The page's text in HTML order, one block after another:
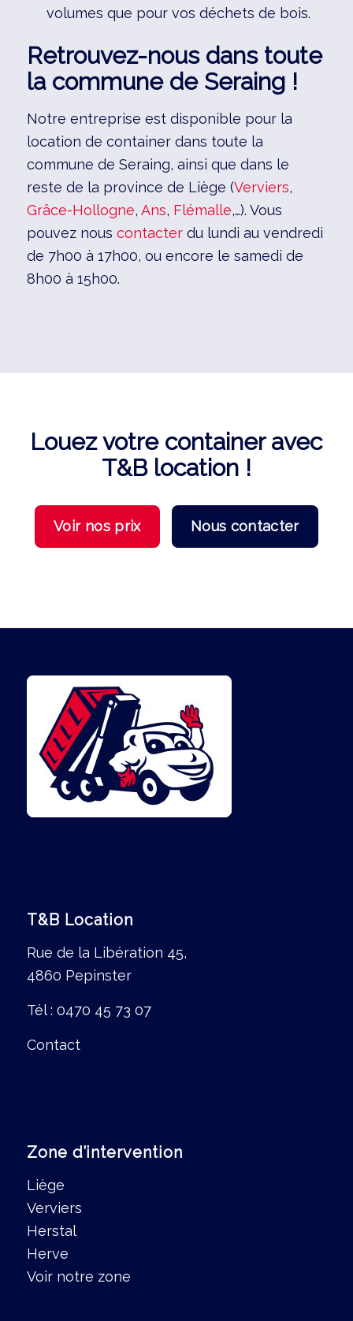
volumes que pour vos déchets de bois.
Retrouvez-nous dans toute
la commune de Seraing !
Notre entreprise est disponible pour la
location de container dans toute la
commune de Seraing, ainsi que dans le
reste de la province de Liège (Verviers,
Grâce-Hollogne, Ans, Flémalle,…). Vous
pouvez nous contacterdu lundi au vendredi
de 7h00 à 17h00, ou encore le samedi de
8h00 à 15h00.
Louez votre container avec
T&B location !
Voir nos prix Nous contacter
T&B Location
Rue de la Libération 45,
4860 Pepinster
Tél : 0470 45 73 07
Contact
Zone d’intervention
Liège
Verviers
Herstal
Herve
Voir notre zone